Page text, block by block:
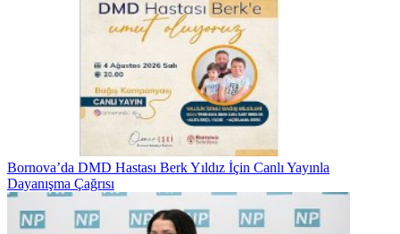
Bornova’da DMD Hastası Berk Yıldız İçin Canlı Yayınla
Dayanışma Çağrısı